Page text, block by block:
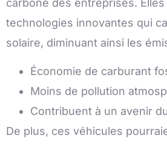
carbone des entreprises.
technologies innovantes qui
solaire, diminuant ainsi les
Économie de carburant
Moins de pollution
Contribuent à un avenir
De plus, ces véhicules